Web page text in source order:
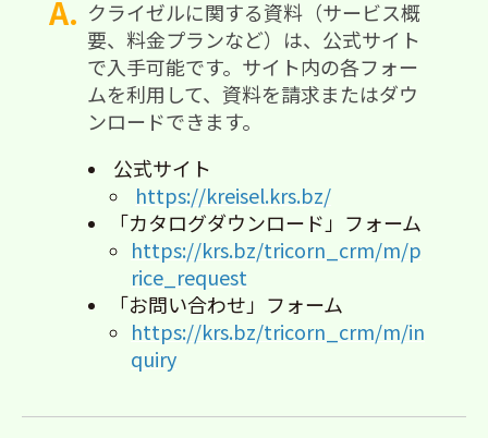
CRMラボ
クライゼルに関する資料（サービス概
要、料金プランなど）は、公式サイト
で入手可能です。サイト内の各フォー
ムを利用して、資料を請求またはダウ
ンロードできます。
公式サイト
https://kreisel.krs.bz/
「カタログダウンロード」フォーム
https://krs.bz/tricorn_crm/m/p
rice_request
「お問い合わせ」フォーム
https://krs.bz/tricorn_crm/m/in
quiry